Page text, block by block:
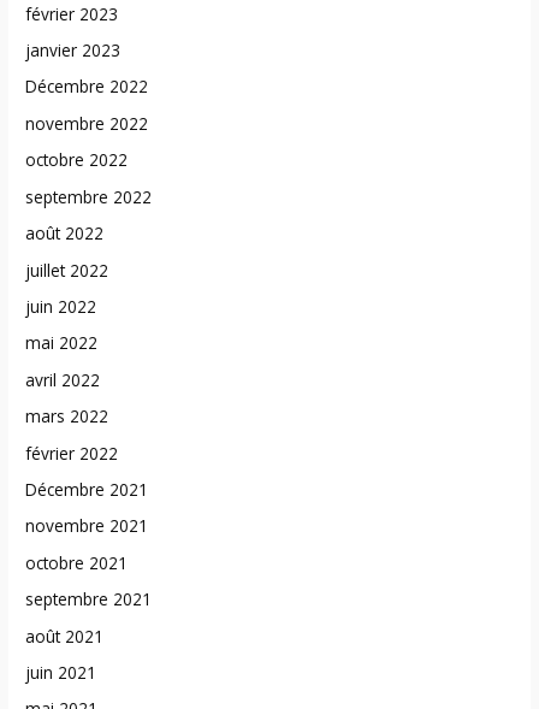
février 2023
janvier 2023
Décembre 2022
novembre 2022
octobre 2022
septembre 2022
août 2022
juillet 2022
juin 2022
mai 2022
avril 2022
mars 2022
février 2022
Décembre 2021
novembre 2021
octobre 2021
septembre 2021
août 2021
juin 2021